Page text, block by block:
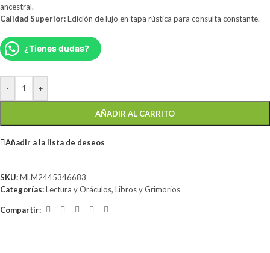
ancestral.
Calidad Superior:Edición de lujo en tapa rústica para consulta constante.
¿Tienes dudas?
- +
AÑADIR AL CARRITO
Añadir a la lista de deseos
SKU:MLM2445346683
Categorías:Lectura y Oráculos, Libros y Grimorios
Compartir: